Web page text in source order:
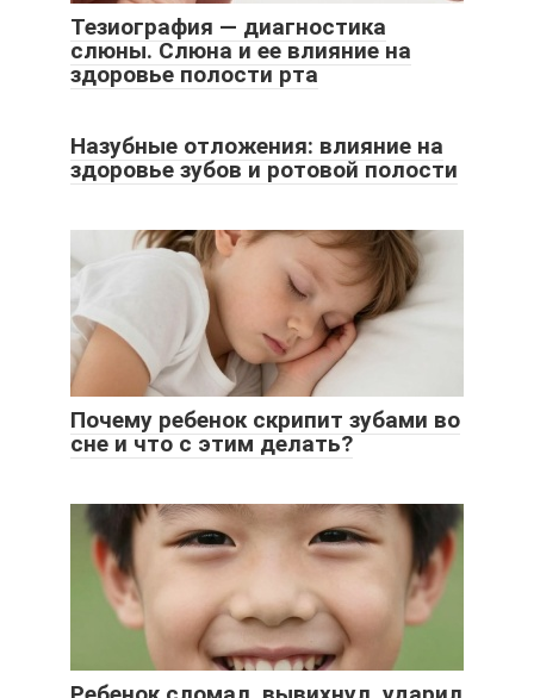
Тезиография — диагностика
слюны. Слюна и ее влияние на
здоровье полости рта
Назубные отложения: влияние на
здоровье зубов и ротовой полости
Почему ребенок скрипит зубами во
сне и что с этим делать?